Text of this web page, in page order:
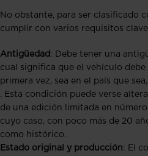
No obstante, para ser clasificado
cumplir con varios requisitos
Antigüedad : Debe tener una
cual significa que el vehículo
primera vez, sea en el país que
. Esta condición puede verse
de una edición limitada en
cuyo caso, con poco más de 20
como histórico.
Estado original y producción: El